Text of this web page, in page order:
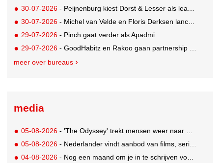
30-07-2026 - Peijnenburg kiest Dorst & Lesser als lead social agency
30-07-2026 - Michel van Velde en Floris Derksen lanceren I.C.Y. group: drie specialistische bureaus, één visie op groei
29-07-2026 - Pinch gaat verder als Apadmi
29-07-2026 - GoodHabitz en Rakoo gaan partnership aan voor geïntegreerde talentontwikkeling
meer over bureaus
media
05-08-2026 - 'The Odyssey' trekt mensen weer naar de bioscoop
05-08-2026 - Nederlander vindt aanbod van films, series en sport vaak versnipperd
04-08-2026 - Nog een maand om je in te schrijven voor de Mercurs 2026